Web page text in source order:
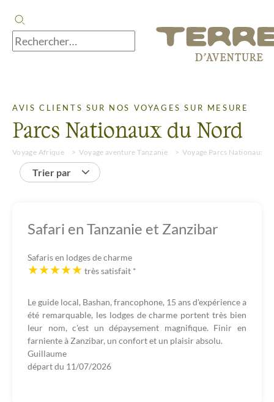
AVIS CLIENTS SUR NOS VOYAGES SUR MESURE
Parcs Nationaux du Nord
Voyage Afrique Voyage aventure Tanzanie Voyage Parcs Nationaux
Trier par
Safari en Tanzanie et Zanzibar
Safaris en lodges de charme
très satisfait *
Le guide local, Bashan, francophone, 15 ans d'expérience a
été remarquable, les lodges de charme portent très bien
leur nom, c'est un dépaysement magnifique. Finir en
farniente à Zanzibar, un confort et un plaisir absolu.
Guillaume
départ du 11/07/2026